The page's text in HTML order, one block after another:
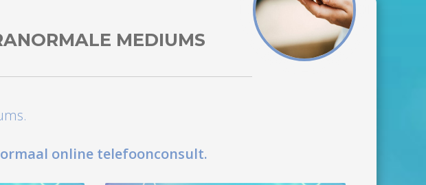
MEDIUMS
online telefoonconsult.